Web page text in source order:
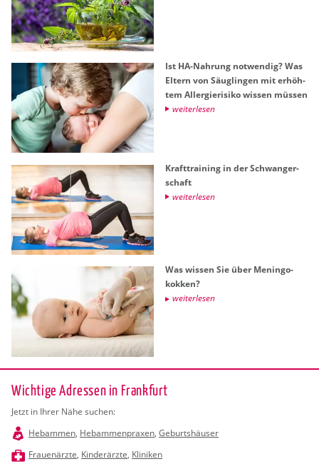
Ist HA-Nah­rung not­wen­dig? Was
El­tern von Säug­lin­gen mit er­höh­
tem All­er­gie­ri­si­ko wis­sen müs­sen
wei­ter­le­sen
Kraft­trai­ning in der Schwan­ger­
schaft
wei­ter­le­sen
Was wis­sen Sie über Me­nin­go­
kok­ken?
wei­ter­le­sen
Wichtige Adressen in Frankfurt
Jetzt in Ihrer Nähe suchen:
Hebammen, Hebammenpraxen, Geburtshäuser
Frauenärzte, Kinderärzte, Kliniken